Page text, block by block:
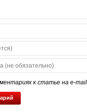
к статье на e-mail